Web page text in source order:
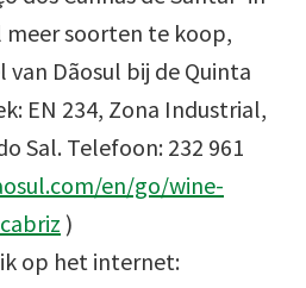
meer soorten te koop,
van Dãosul bij de Quinta
EN 234, Zona Industrial,
Sal. Telefoon: 232 961
en/go/wine-
)
op het internet: